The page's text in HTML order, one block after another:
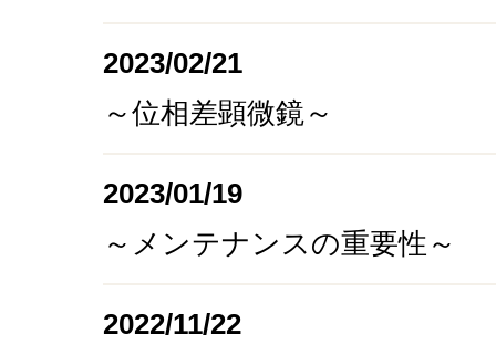
2023/02/21
～位相差顕微鏡～
2023/01/19
～メンテナンスの重要性～
2022/11/22